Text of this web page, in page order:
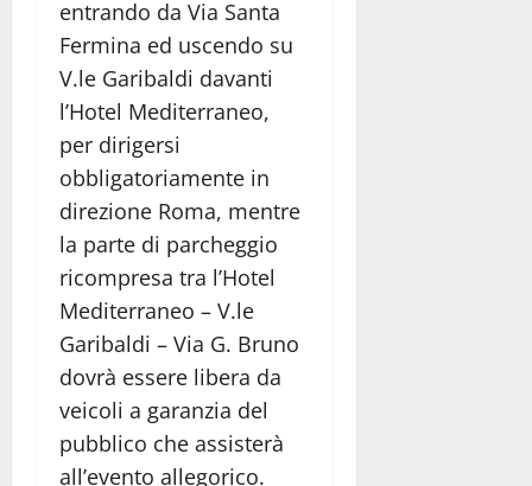
entrando da Via Santa
Fermina ed uscendo su
V.le Garibaldi davanti
l’Hotel Mediterraneo,
per dirigersi
obbligatoriamente in
direzione Roma, mentre
la parte di parcheggio
ricompresa tra l’Hotel
Mediterraneo – V.le
Garibaldi – Via G. Bruno
dovrà essere libera da
veicoli a garanzia del
pubblico che assisterà
all’evento allegorico.